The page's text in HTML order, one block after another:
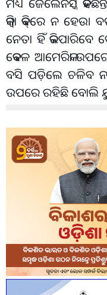
ମଧ୍ୟ ଜେଲେନସ୍କି
କିମ୍ବା କିବ୍‌ରେ ନ
ନେତା ହିଁ କରିପାରିବେ
କେବଳ ଆମେରିକା
ବସି ପଡ଼ିଲେ ଚଳିବ
ଉପରେ ରହିଛି ବୋଲି